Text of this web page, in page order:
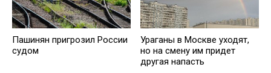
Пашинян пригрозил России
судом
Ураганы в Москве уходят,
но на смену им придет
другая напасть